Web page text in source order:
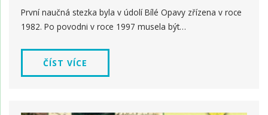
První naučná stezka byla v údolí Bílé Opavy zřízena v roce
1982. Po povodni v roce 1997 musela být…
ČÍST VÍCE